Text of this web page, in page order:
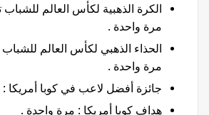
مرة واحدة .
مرة واحدة .
جائزة أفضل لاعب في كوبا أمريكا
هداف كوبا أمريكا : مرة واحدة .